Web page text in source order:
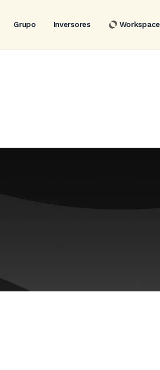
Grupo Inversores Workspace